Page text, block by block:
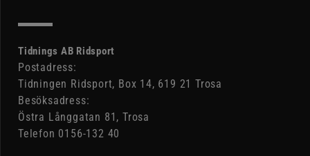
Tidnings AB Ridsport
Postadress:
Tidningen Ridsport, Box 14, 619 21 Trosa
Besöksadress:
Östra Långgatan 81, Trosa
Telefon 0156-132 40